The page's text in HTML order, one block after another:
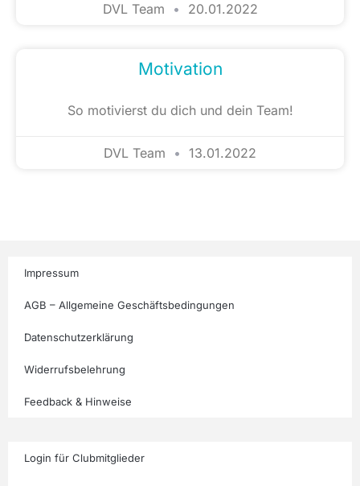
DVL Team 20.01.2022
Motivation
So motivierst du dich und dein Team!
DVL Team 13.01.2022
Impressum
AGB – Allgemeine Geschäftsbedingungen
Datenschutzerklärung
Widerrufsbelehrung
Feedback & Hinweise
Login für Clubmitglieder